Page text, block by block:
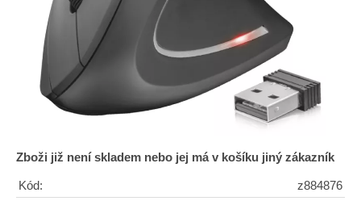
Zboži již není skladem nebo jej má v košíku jiný zákazník
Kód:
z884876